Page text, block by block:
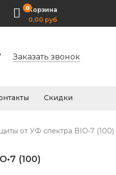
0Корзина
0,00 руб
Заказать звонок
Скидки
от УФ спектра BIO•7 (100)
(100)